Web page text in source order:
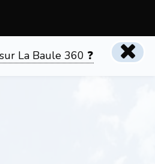
La Baule 360 ❓